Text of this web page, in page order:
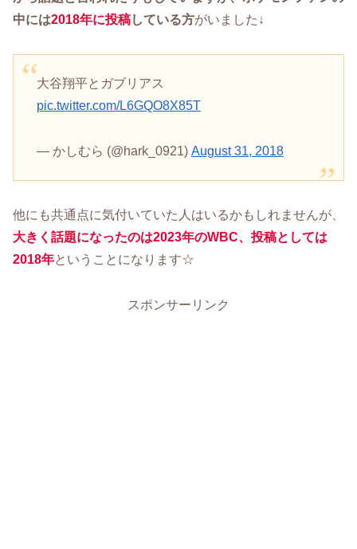
中には2018年に投稿している方がいました↓
大谷翔平とガブリアス
pic.twitter.com/L6GQO8X85T
— かしむら (@hark_0921) August 31, 2018
他にも共通点に気付いていた人はいるかもしれませんが、
大きく話題になったのは2023年のWBC、投稿としては
2018年ということになります☆
スポンサーリンク